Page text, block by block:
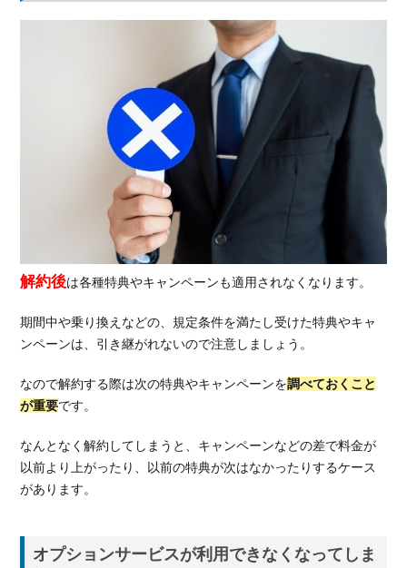
解約後は各種特典やキャンペーンも適用されなくなります。
期間中や乗り換えなどの、規定条件を満たし受けた特典やキャ
ンペーンは、引き継がれないので注意しましょう。
なので解約する際は次の特典やキャンペーンを調べておくこと
が重要です。
なんとなく解約してしまうと、キャンペーンなどの差で料金が
以前より上がったり、以前の特典が次はなかったりするケース
があります。
オプションサービスが利用できなくなってしま